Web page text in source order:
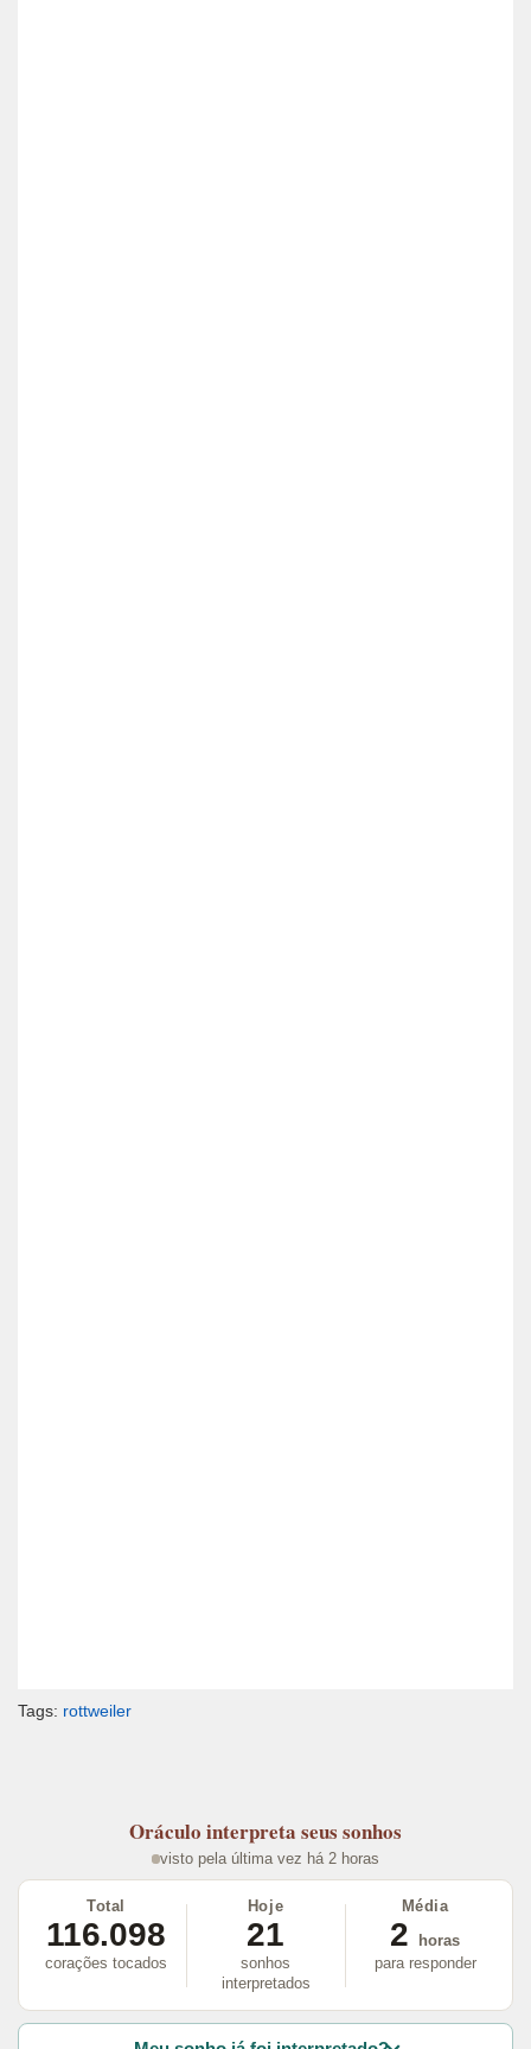
Tags: rottweiler
Oráculo interpreta seus sonhos
visto pela última vez há 2 horas
Total
116.098
corações tocados
Hoje
21
sonhos
interpretados
Média
2
horas
para responder